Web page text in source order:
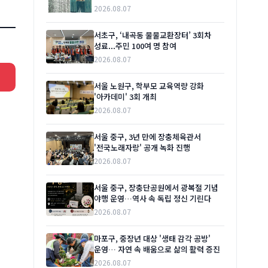
2026.08.07
서초구, ‘내곡동 물물교환장터’ 3회차
성료...주민 100여 명 참여
2026.08.07
서울 노원구, 학부모 교육역량 강화
'아카데미' 3회 개최
2026.08.07
서울 중구, 3년 만에 장충체육관서
'전국노래자랑' 공개 녹화 진행
2026.08.07
서울 중구, 장충단공원에서 광복절 기념
야행 운영…역사 속 독립 정신 기린다
2026.08.07
마포구, 중장년 대상 '생태 감각 공방'
운영… 자연 속 배움으로 삶의 활력 증진
2026.08.07